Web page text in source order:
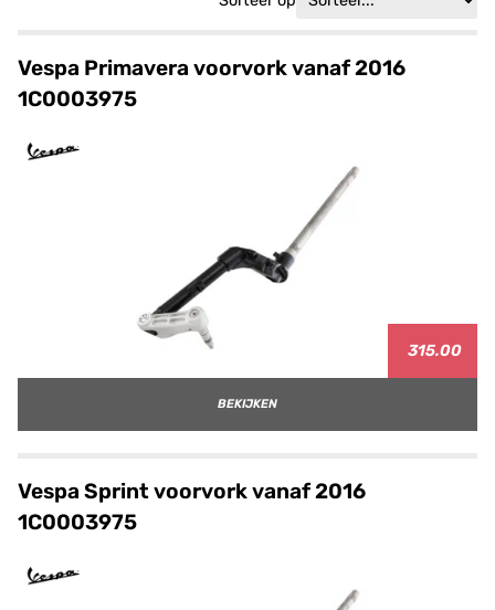
Vespa Primavera voorvork vanaf 2016
1C0003975
315.00
BEKIJKEN
Vespa Sprint voorvork vanaf 2016
1C0003975